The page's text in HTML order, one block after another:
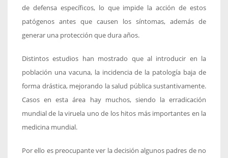
de defensa específicos, lo que impide la acción de estos
patógenos antes que causen los síntomas, además de
generar una protección que dura años.
Distintos estudios han mostrado que al introducir en la
población una vacuna, la incidencia de la patología baja de
forma drástica, mejorando la salud pública sustantivamente.
Casos en esta área hay muchos, siendo la erradicación
mundial de la viruela uno de los hitos más importantes en la
medicina mundial.
Por ello es preocupante ver la decisión algunos padres de no